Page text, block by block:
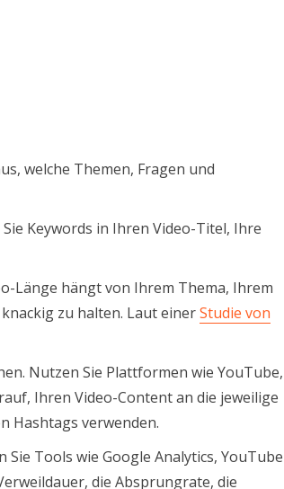
welche Themen, Fragen und
Keywords in Ihren Video-Titel, Ihre
Länge hängt von Ihrem Thema, Ihrem
zu halten. Laut einerStudie von
Nutzen Sie Plattformen wie YouTube,
Ihren Video-Content an die jeweilige
Hashtags verwenden.
Tools wie Google Analytics, YouTube
die Absprungrate, die